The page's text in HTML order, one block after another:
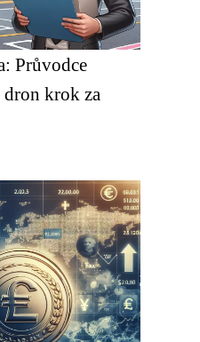
Průvodce
dron krok za